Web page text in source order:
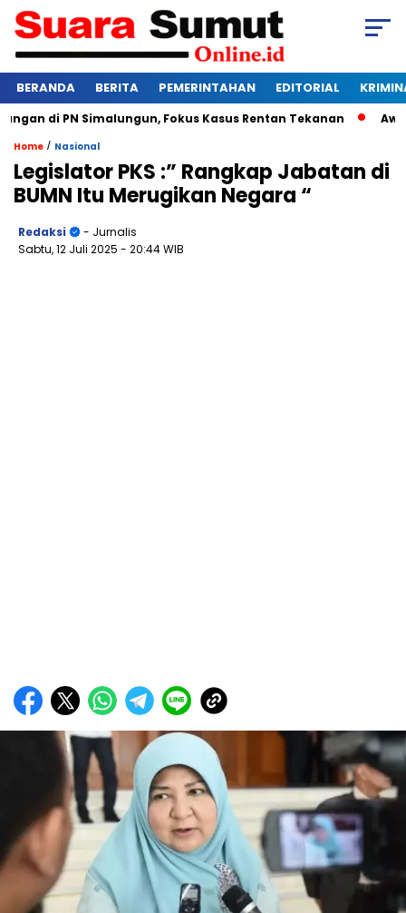
BERANDA BERITA PEMERINTAHAN EDITORIAL
di PN Simalungun, Fokus Kasus Rentan Tekanan Awas
Home / Nasional
Legislator PKS :” Rangkap Jabatan di
BUMN Itu Merugikan Negara “
Redaksi
- Jurnalis
Sabtu, 12 Juli 2025 - 20:44 WIB